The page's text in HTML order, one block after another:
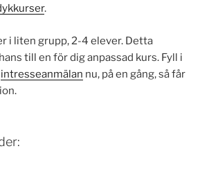
.
i liten grupp, 2-4 elever. Detta
till en för dig anpassad kurs. Fyll i
intresseanmälan nu, på en gång, så får